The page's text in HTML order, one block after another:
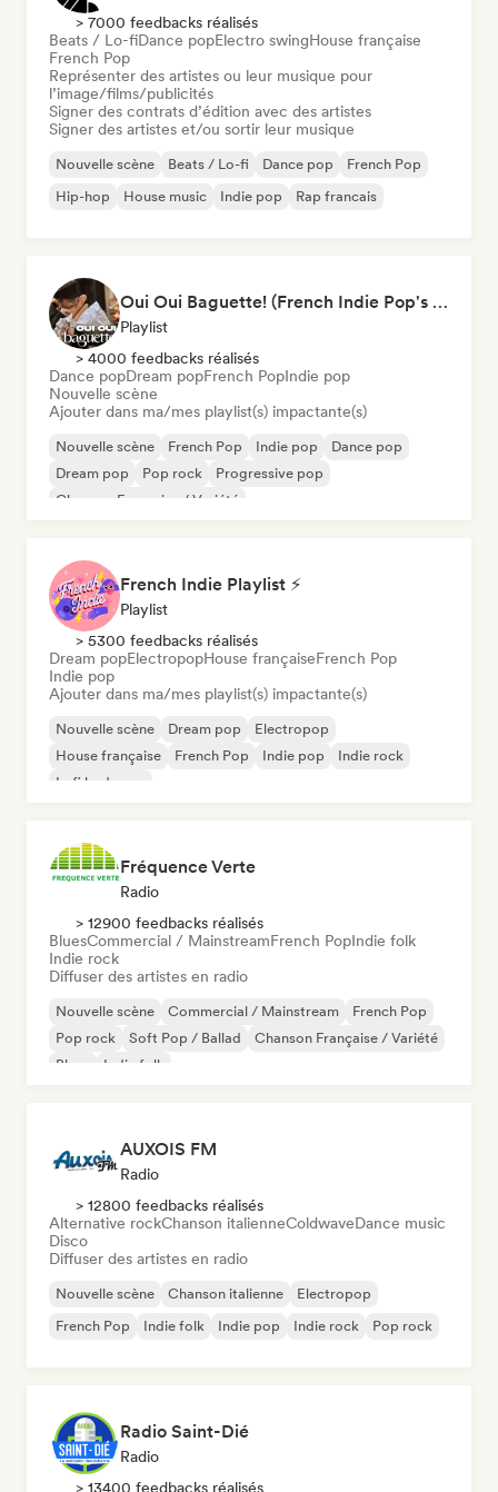
> 7000 feedbacks réalisés
Beats / Lo-fiDance popElectro swingHouse française
French Pop
Représenter des artistes ou leur musique pour
l’image/films/publicités
Signer des contrats d’édition avec des artistes
Signer des artistes et/ou sortir leur musique
Nouvelle scène Beats / Lo-fi Dance pop
French Pop
Hip-hop
House music Indie pop Rap francais
Oui Oui Baguette! (French Indie Pop's Finest)
Playlist
> 4000 feedbacks réalisés
Dance popDream popFrench PopIndie pop
Nouvelle scène
Ajouter dans ma/mes playlist(s) impactante(s)
Nouvelle scène French Pop Indie pop
Dance pop
Dream pop
Pop rock
Progressive pop
Chanson Française / Variété
French Indie Playlist ⚡
Playlist
> 5300 feedbacks réalisés
Dream popElectropopHouse françaiseFrench Pop
Indie pop
Ajouter dans ma/mes playlist(s) impactante(s)
Nouvelle scène Dream pop
Electropop
House française
French Pop Indie pop
Indie rock
Lofi bedroom
Fréquence Verte
Radio
> 12900 feedbacks réalisés
BluesCommercial / MainstreamFrench PopIndie folk
Indie rock
Diffuser des artistes en radio
Nouvelle scène Commercial / Mainstream
French Pop
Pop rock
Soft Pop / Ballad
Chanson Française / Variété
Blues
Indie folk
AUXOIS FM
Radio
> 12800 feedbacks réalisés
Alternative rockChanson italienneColdwaveDance music
Disco
Diffuser des artistes en radio
Nouvelle scène Chanson italienne
Electropop
French Pop
Indie folk Indie pop Indie rock Pop rock
Radio Saint-Dié
Radio
> 13400 feedbacks réalisés